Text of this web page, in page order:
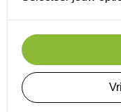
Reistassensets
Goodiebags